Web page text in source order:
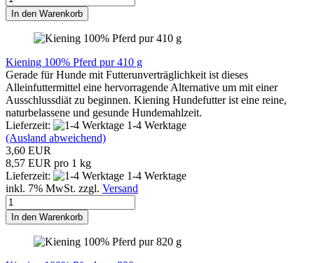
In den Warenkorb
Kiening 100% Pferd pur 410 g
Gerade für Hunde mit Futterunverträglichkeit ist dieses
Alleinfuttermittel eine hervorragende Alternative um mit einer
Ausschlussdiät zu beginnen. Kiening Hundefutter ist eine reine,
naturbelassene und gesunde Hundemahlzeit.
Lieferzeit:
1-4 Werktage
(Ausland abweichend)
3,60 EUR
8,57 EUR pro 1 kg
Lieferzeit:
1-4 Werktage
inkl. 7% MwSt. zzgl. Versand
In den Warenkorb